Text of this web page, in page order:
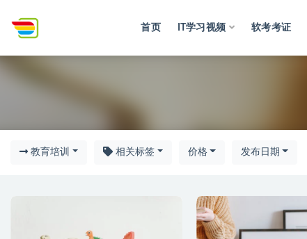
首页 IT学习视频 软考考证
教育培训 相关标签 价格 发布日期